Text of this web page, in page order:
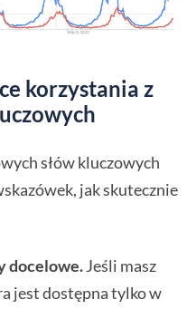
korzystania z
słów kluczowych
jak skutecznie
docelowe.Jeśli masz
jest dostępna tylko w